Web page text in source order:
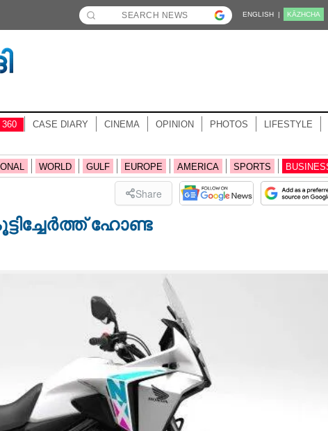
ENGLISH | KĀZHCHA
360 CASE DIARY CINEMA OPINION PHOTOS LIFESTYLE
WORLD GULF EUROPE AMERICA SPORTS
Share
ഹോണ്ട